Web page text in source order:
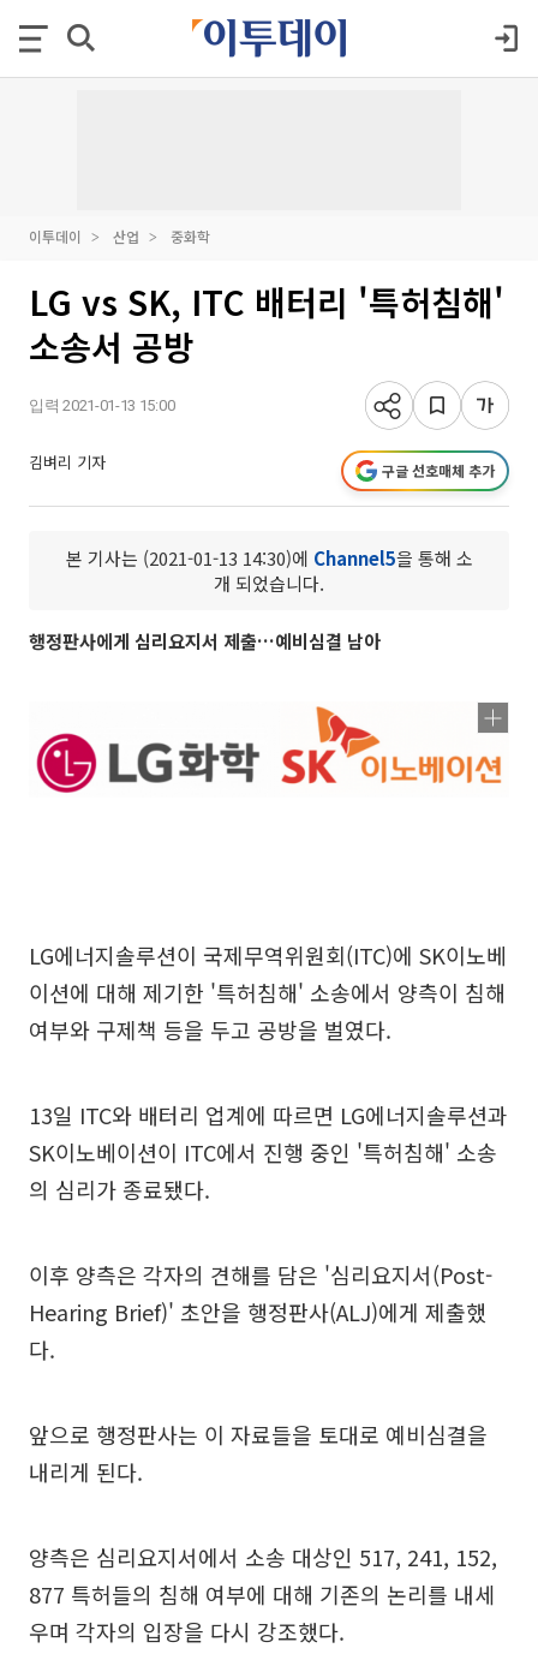
이투데이 산업 중화학
LG vs SK, ITC 배터리 '특허침해'
소송서 공방
입력 2021-01-13 15:00
김벼리 기자 구글 선호매체 추가
본 기사는 (2021-01-13 14:30)에 Channel5을 통해 소
개 되었습니다.
행정판사에게 심리요지서 제출…예비심결 남아
LG에너지솔루션이 국제무역위원회(ITC)에 SK이노베
이션에 대해 제기한 '특허침해' 소송에서 양측이 침해
여부와 구제책 등을 두고 공방을 벌였다.
13일 ITC와 배터리 업계에 따르면 LG에너지솔루션과
SK이노베이션이 ITC에서 진행 중인 '특허침해' 소송
의 심리가 종료됐다.
이후 양측은 각자의 견해를 담은 '심리요지서(Post-
Hearing Brief)' 초안을 행정판사(ALJ)에게 제출했
다.
앞으로 행정판사는 이 자료들을 토대로 예비심결을
내리게 된다.
양측은 심리요지서에서 소송 대상인 517, 241, 152,
877 특허들의 침해 여부에 대해 기존의 논리를 내세
우며 각자의 입장을 다시 강조했다.